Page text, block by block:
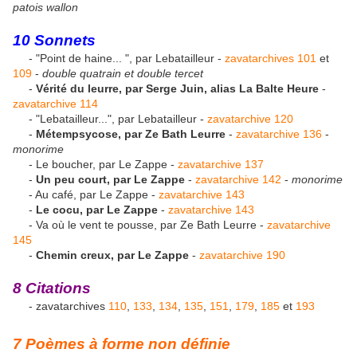
patois wallon
10 Sonnets
- "Point de haine... ", par Lebatailleur - zavatarchives 101 et
109 - double quatrain et double tercet
- Vérité du leurre, par Serge Juin, alias La Balte Heure -
zavatarchive 114
- "Lebatailleur...", par Lebatailleur - zavatarchive 120
- Métempsycose, par Ze Bath Leurre - zavatarchive 136 -
monorime
- Le boucher, par Le Zappe - zavatarchive 137
- Un peu court, par Le Zappe - zavatarchive 142 - monorime
- Au café, par Le Zappe - zavatarchive 143
- Le cocu, par Le Zappe - zavatarchive 143
- Va où le vent te pousse, par Ze Bath Leurre - zavatarchive
145
- Chemin creux, par Le Zappe - zavatarchive 190
8 Citations
- zavatarchives 110 133 134 135 151 179 185 et 193
7 Poèmes à forme non définie